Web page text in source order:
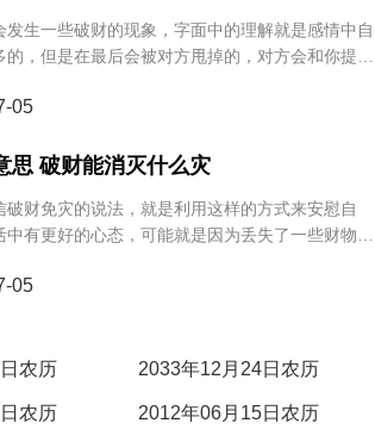
一些破财的现象，字面中的理解就是感情中自
，但是在最后会被对方甩掉的，对方会和你提出
05
思 破财能消灭什么灾
财免灾的说法，就是利用这样的方式来安慰自
有更好的心态，可能就是因为丢失了一些财物而
05
农历 2033年12月24日农历
农历 2012年06月15日农历